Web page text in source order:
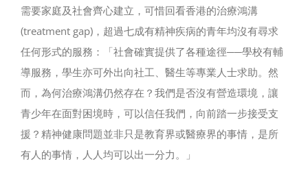
需要家庭及社會齊心建立，可惜回看香港的治療鴻溝
(treatment gap)，超過七成有精神疾病的青年均沒有尋求
任何形式的服務：「社會確實提供了各種途徑──學校有輔
導服務，學生亦可外出向社工、醫生等專業人士求助。然
而，為何治療鴻溝仍然存在？我們是否沒有營造環境，讓
青少年在面對困境時，可以信任我們，向前踏一步接受支
援？精神健康問題並非只是教育界或醫療界的事情，是所
有人的事情，人人均可以出一分力。」